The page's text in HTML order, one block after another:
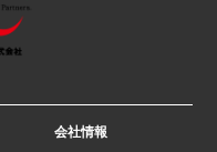
会社情報